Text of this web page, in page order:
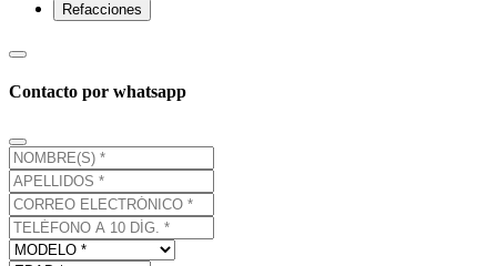
Refacciones
Contacto por whatsapp